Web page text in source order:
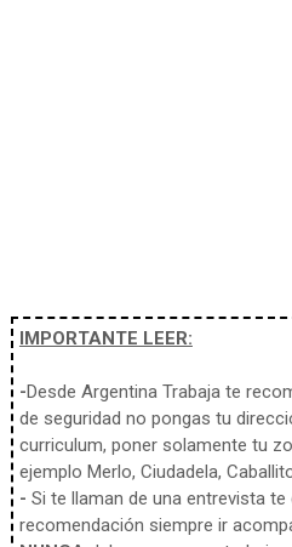
IMPORTANTE LEER:
-Desde Argentina Trabaja te
de seguridad no pongas tu
curriculum, poner solamente tu
ejemplo Merlo, Ciudadela,
- Si te llaman de una entrevista
recomendación siempre ir